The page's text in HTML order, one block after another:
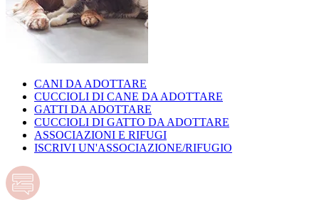
CANI DA ADOTTARE
CUCCIOLI DI CANE DA ADOTTARE
GATTI DA ADOTTARE
CUCCIOLI DI GATTO DA ADOTTARE
ASSOCIAZIONI E RIFUGI
ISCRIVI UN'ASSOCIAZIONE/RIFUGIO